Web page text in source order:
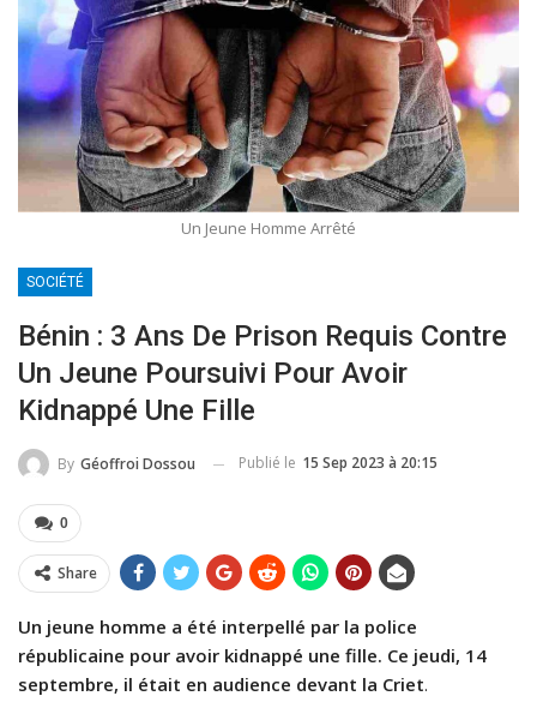
Un Jeune Homme Arrêté
SOCIÉTÉ
Bénin : 3 Ans De Prison Requis Contre
Un Jeune Poursuivi Pour Avoir
Kidnappé Une Fille
By Géoffroi Dossou Publié le 15 Sep 2023 à 20:15
0
Share
Un jeune homme a été interpellé par la police
républicaine pour avoir kidnappé une fille. Ce jeudi, 14
septembre, il était en audience devant la Criet.